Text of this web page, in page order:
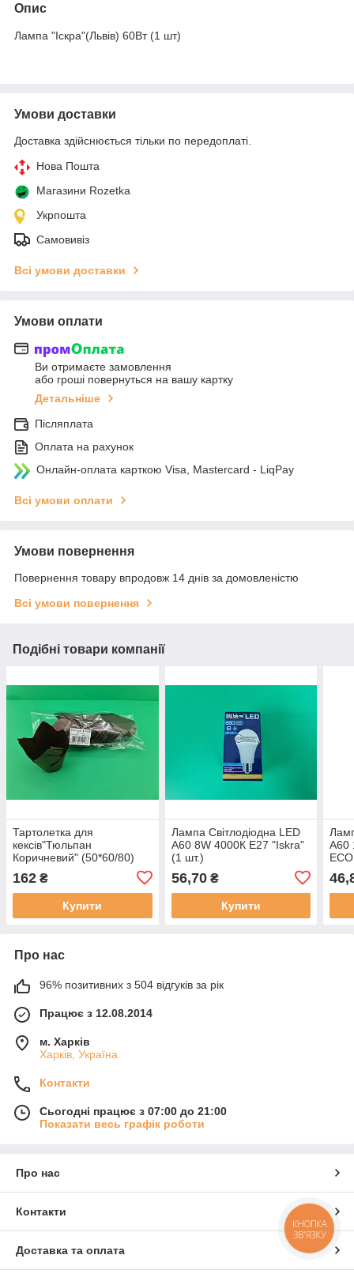
Опис
Лампа "Іскра"(Львів) 60Вт (1 шт)
Умови доставки
Доставка здійснюється тільки по передоплаті.
Нова Пошта
Магазини Rozetka
Укрпошта
Самовивіз
Всі умови доставки
Умови оплати
Ви отримаєте замовлення
або гроші повернуться на вашу картку
Детальніше
Післяплата
Оплата на рахунок
Онлайн-оплата карткою Visa, Mastercard - LiqPay
Всі умови оплати
Умови повернення
Повернення товару впродовж 14 днів за домовленістю
Всі умови повернення
Подібні товари компанії
Тартолетка для
кексів"Тюльпан
Коричневий" (50*60/80)
162 ₴
Купити
Лампа Світлодіодна LED
A60 8W 4000К Е27 "Iskra"
(1 шт.)
56,70₴
Купити
A60
Про нас
96% позитивних з 504 відгуків за рік
Працює з 12.08.2014
м. Харків
Харків, Україна
Контакти
Сьогодні працює з 07:00 до 21:00
Показати весь графік роботи
Про нас
Контакти
Доставка та оплата
КНОПКА
ЗВ'ЯЗКУ